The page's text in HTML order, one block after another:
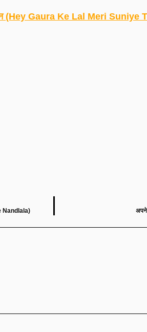
भजन (Hey Gaura Ke Lal Meri
Nandlala)